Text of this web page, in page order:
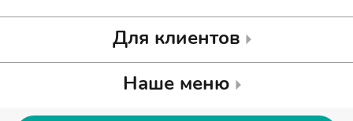
Для клиентов
Наше меню